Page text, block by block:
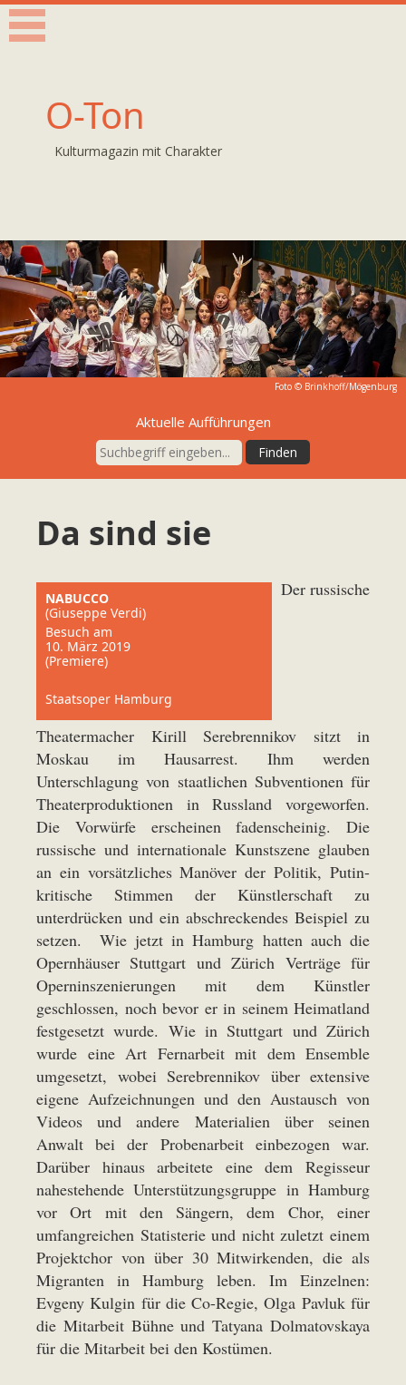
O-Ton
Kulturmagazin mit Charakter
Foto © Brinkhoff/Mögenburg
Aktuelle Aufführungen
Da sind sie
NABUCCO
(Giuseppe Verdi)
Besuch am
10. März 2019
(Premiere)
Staatsoper Hamburg
Der russische
Theatermacher Kirill Serebrennikov sitzt in
Moskau im Hausarrest. Ihm werden
Unterschlagung von staatlichen Subventionen für
Theaterproduktionen in Russland vorgeworfen.
Die Vorwürfe erscheinen fadenscheinig. Die
russische und internationale Kunstszene glauben
an ein vorsätzliches Manöver der Politik, Putin-
kritische Stimmen der Künstlerschaft zu
unterdrücken und ein abschreckendes Beispiel zu
setzen. Wie jetzt in Hamburg hatten auch die
Opernhäuser Stuttgart und Zürich Verträge für
Operninszenierungen mit dem Künstler
geschlossen, noch bevor er in seinem Heimatland
festgesetzt wurde. Wie in Stuttgart und Zürich
wurde eine Art Fernarbeit mit dem Ensemble
umgesetzt, wobei Serebrennikov über extensive
eigene Aufzeichnungen und den Austausch von
Videos und andere Materialien über seinen
Anwalt bei der Probenarbeit einbezogen war.
Darüber hinaus arbeitete eine dem Regisseur
nahestehende Unterstützungsgruppe in Hamburg
vor Ort mit den Sängern, dem Chor, einer
umfangreichen Statisterie und nicht zuletzt einem
Projektchor von über 30 Mitwirkenden, die als
Migranten in Hamburg leben. Im Einzelnen:
Evgeny Kulgin für die Co-Regie, Olga Pavluk für
die Mitarbeit Bühne und Tatyana Dolmatovskaya
für die Mitarbeit bei den Kostümen.